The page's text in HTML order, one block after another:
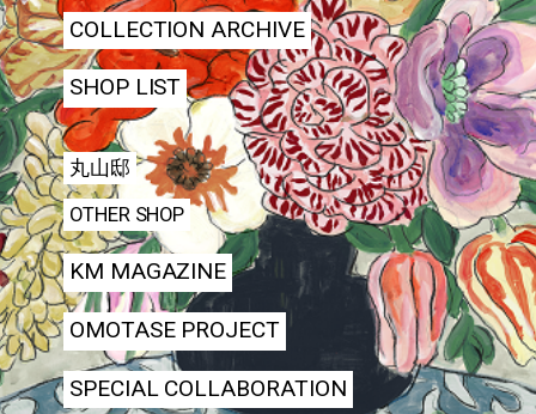
COLLECTION ARCHIVE
SHOP LIST
丸山邸
OTHER SHOP
KM MAGAZINE
OMOTASE PROJECT
SPECIAL COLLABORATION